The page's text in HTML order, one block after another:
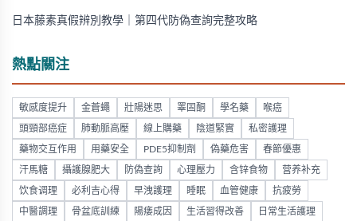
日本藤素真假辨別教學｜第四代防偽查詢完整攻略
熱點關注
敏感度提升 金蒼蠅 壯陽迷思 睪固酮 學名藥 喉癌
頭頸部癌症 肺動脈高壓 線上購藥 陰道緊實 私密護理
藥物交互作用 用藥安全 PDE5抑制劑 偽藥危害 春節優惠
汗馬糖 攝護腺肥大 防偽查詢 心理壓力 含锌食物 营养补充
饮食调理 必利吉心得 早洩護理 睡眠 血管健康 抗疲勞
中醫調理 骨盆底訓練 陽痿成因 生活習得改善 日常生活護理